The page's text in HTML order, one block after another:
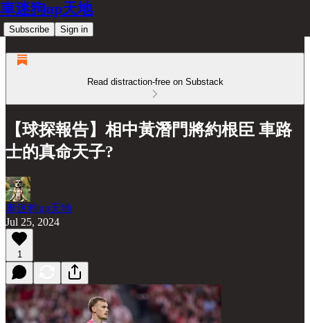
車迷狗up天地
Subscribe Sign in
Read distraction-free on Substack
【球探報告】相中黃潛門將約根臣 車路
士的真命天子?
車迷狗up天地
Jul 25, 2024
1